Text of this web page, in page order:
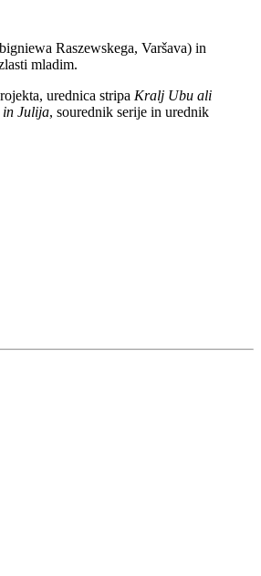
Raszewskega, Varšava) in
mladim.
urednica stripa Kralj Ubu ali
in Julija, sourednik serije in urednik